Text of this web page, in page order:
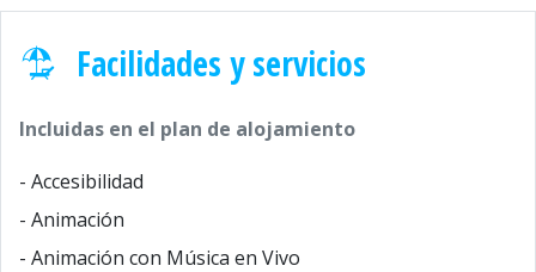
Facilidades y servicios
Incluidas en el plan de alojamiento
- Accesibilidad
- Animación
- Animación con Música en Vivo